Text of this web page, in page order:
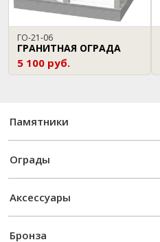
ГО-21-06
ГРАНИТНАЯ ОГРАДА
5 100 руб.
Памятники
Ограды
Аксессуары
Бронза